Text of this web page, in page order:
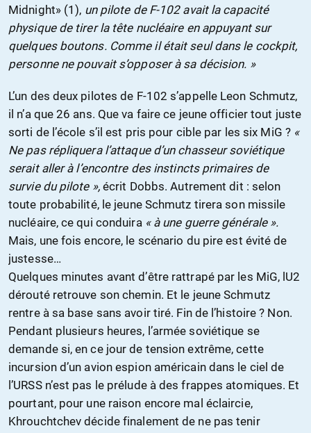
Midnight» (1), un pilote de F-102 avait la capacité
physique de tirer la tête nucléaire en appuyant sur
quelques boutons. Comme il était seul dans le cockpit,
personne ne pouvait s’opposer à sa décision. »
L’un des deux pilotes de F-102 s’appelle Leon Schmutz,
il n’a que 26 ans. Que va faire ce jeune officier tout juste
sorti de l’école s’il est pris pour cible par les six MiG ? «
Ne pas répliquera l’attaque d’un chasseur soviétique
serait aller à l’encontre des instincts primaires de
survie du pilote »,écrit Dobbs. Autrement dit : selon
toute probabilité, le jeune Schmutz tirera son missile
nucléaire, ce qui conduira « à une guerre générale ».
Mais, une fois encore, le scénario du pire est évité de
justesse…
Quelques minutes avant d’être rattrapé par les MiG, lU2
dérouté retrouve son chemin. Et le jeune Schmutz
rentre à sa base sans avoir tiré. Fin de l’histoire ? Non.
Pendant plusieurs heures, l’armée soviétique se
demande si, en ce jour de tension extrême, cette
incursion d’un avion espion américain dans le ciel de
l’URSS n’est pas le prélude à des frappes atomiques. Et
pourtant, pour une raison encore mal éclaircie,
Khrouchtchev décide finalement de ne pas tenir